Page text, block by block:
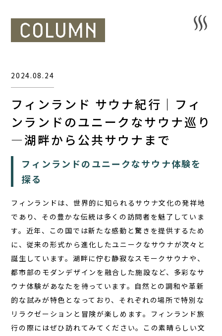
TOP
サウナ
宿泊
食事
フィンランド サウナ紀行｜フィ
ンランドのユニークなサウナ巡り
―湖畔から公共サウナまで
2024.08.24
フィンランドのユニークなサウナ体験を
探る
フィンランドは、世界的に知られるサウナ文化の発祥地
であり、その豊かな伝統は多くの訪問者を魅了していま
す。近年、この国では新たな感動と驚きを提供するため
に、従来の形式から進化したユニークなサウナが次々と
誕生しています。湖畔に佇む静寂なスモークサウナや、
都市部のモダンデザインを融合した施設など、 多彩なサ
ウナ体験があなたを待っています。自然との調和や革新
的な試みが特色となっており、それぞれの場所で特別な
リラクゼーションと冒険が楽しめます。フィンランド旅
行の際にはぜひ訪れてみてください。この素晴らしい文